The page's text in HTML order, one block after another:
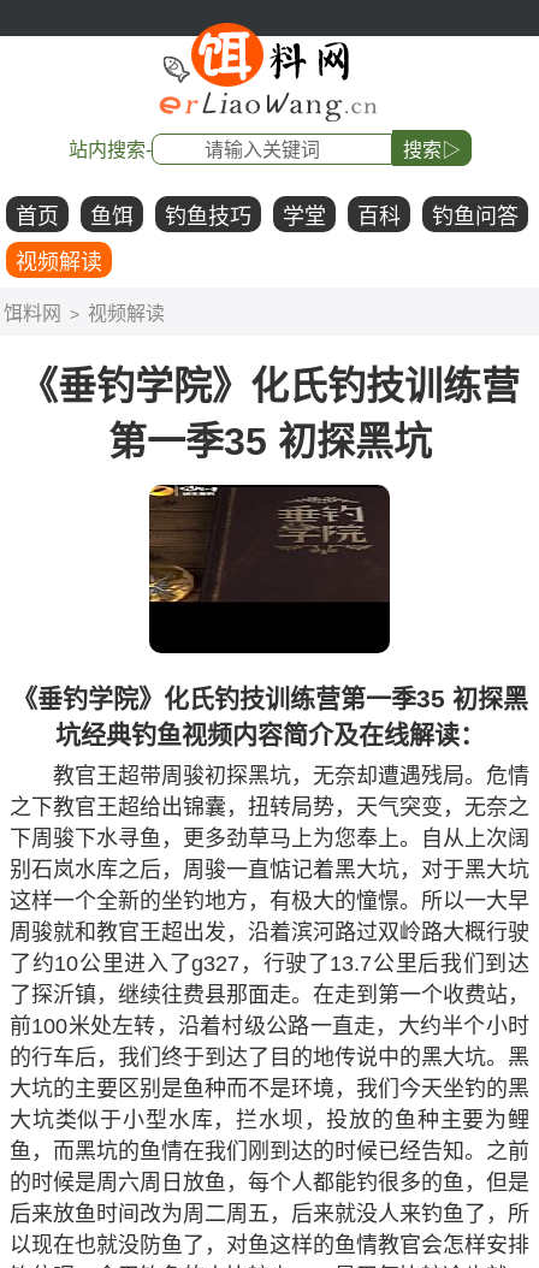
站内搜索- 搜索▷
首页 鱼饵 钓鱼技巧 学堂 百科
钓鱼问答
视频解读
饵料网 > 视频解读
《垂钓学院》化氏钓技训练营
第一季35 初探黑坑
《垂钓学院》化氏钓技训练营第一季35 初探黑
坑经典钓鱼视频内容简介及在线解读：
教官王超带周骏初探黑坑，无奈却遭遇残局。危情
之下教官王超给出锦囊，扭转局势，天气突变，无奈之
下周骏下水寻鱼，更多劲草马上为您奉上。自从上次阔
别石岚水库之后，周骏一直惦记着黑大坑，对于黑大坑
这样一个全新的坐钓地方，有极大的憧憬。所以一大早
周骏就和教官王超出发，沿着滨河路过双岭路大概行驶
了约10公里进入了g327，行驶了13.7公里后我们到达
了探沂镇，继续往费县那面走。在走到第一个收费站，
前100米处左转，沿着村级公路一直走，大约半个小时
的行车后，我们终于到达了目的地传说中的黑大坑。黑
大坑的主要区别是鱼种而不是环境，我们今天坐钓的黑
大坑类似于小型水库，拦水坝，投放的鱼种主要为鲤
鱼，而黑坑的鱼情在我们刚到达的时候已经告知。之前
的时候是周六周日放鱼，每个人都能钓很多的鱼，但是
后来放鱼时间改为周二周五，后来就没人来钓鱼了，所
以现在也就没防鱼了，对鱼这样的鱼情教官会怎样安排